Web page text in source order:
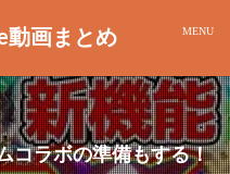
動画まとめ
コラボの準備もする！